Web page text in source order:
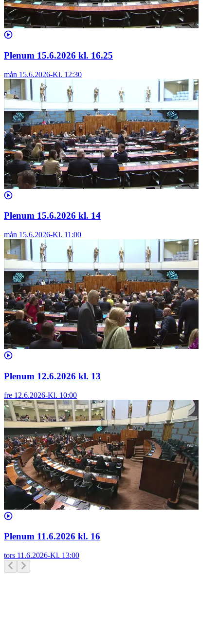
Plenum 15.6.2026 kl. 16.25
mån 15.6.2026-Kl. 12:30
Plenum 15.6.2026 kl. 14
mån 15.6.2026-Kl. 11:00
Plenum 12.6.2026 kl. 13
fre 12.6.2026-Kl. 10:00
Plenum 11.6.2026 kl. 16
tors 11.6.2026-Kl. 13:00